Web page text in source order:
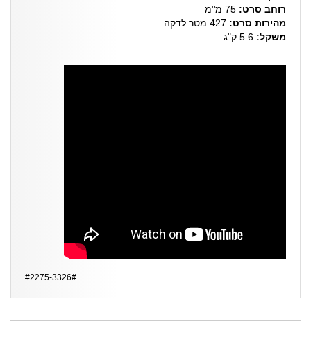
רוחב סרט: 75 מ"מ
מהירות סרט:
משקל: 5.6 ק"ג
#2275-3326#